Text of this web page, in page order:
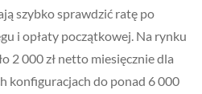
szybko sprawdzić ratę po
i opłaty początkowej. Na rynku
2 000 zł netto miesięcznie dla
konfiguracjach do ponad 6 000